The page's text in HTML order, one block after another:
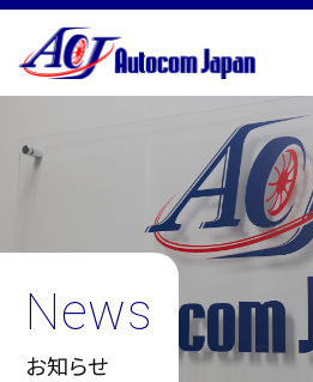
コ
ナ
お知らせ
News